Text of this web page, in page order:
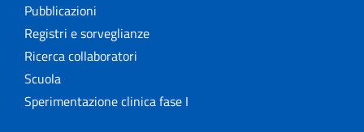
Pubblicazioni
Registri e sorveglianze
Ricerca collaboratori
Scuola
Sperimentazione clinica fase I